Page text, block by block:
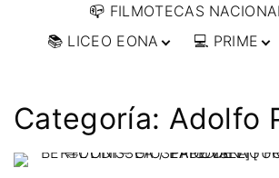
📇 DIRECTORES (L-
W)
🔴ANIMACIÓN
🔴ARTES MARCIALES
🔴CINE DOCUMENTAL
🔴CINE NEGRO / CRIMEN /
📪 FILMOTECAS
🌍 AFRICA
🌏 ASIA
🌍 EUROPA
🌏 OCEANIA
📚 LICEO EONA
🎒 TALLERES
ONLINE
🎞️ FILM DOCTOR
💻 PRIME
Categoría: Adolfo